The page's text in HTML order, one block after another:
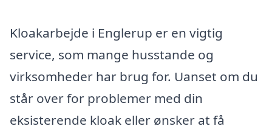
Kloakarbejde i Englerup er en vigtig
service, som mange husstande og
virksomheder har brug for. Uanset om du
står over for problemer med din
eksisterende kloak eller ønsker at få